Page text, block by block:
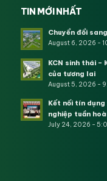
TIN MỚI NHẤT
Chuyển đổi
August 6, 2026 -
KCN sinh thái –
của tương lai
August 5, 2026 -
Kết nối tín dụng
nghiệp tuần
July 24, 2026 -